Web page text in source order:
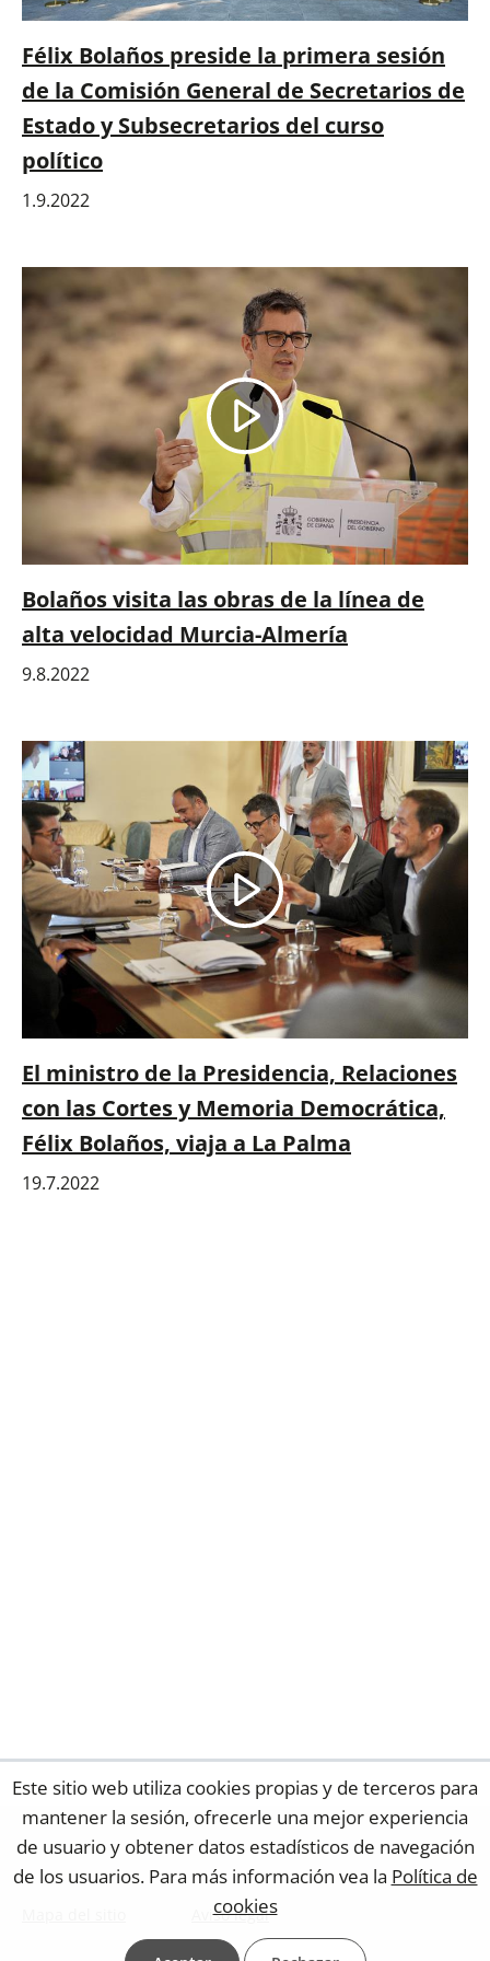
Félix Bolaños preside la primera sesión
de la Comisión General de Secretarios de
Estado y Subsecretarios del curso
político
1.9.2022
Bolaños visita las obras de la línea de
alta velocidad Murcia-Almería
9.8.2022
El ministro de la Presidencia, Relaciones
con las Cortes y Memoria Democrática,
Félix Bolaños, viaja a La Palma
19.7.2022
Aviso legal
Este sitio web utiliza cookies propias y de terceros para
mantener la sesión, ofrecerle una mejor experiencia
de usuario y obtener datos estadísticos de navegación
de los usuarios. Para más información vea la Política de
cookies